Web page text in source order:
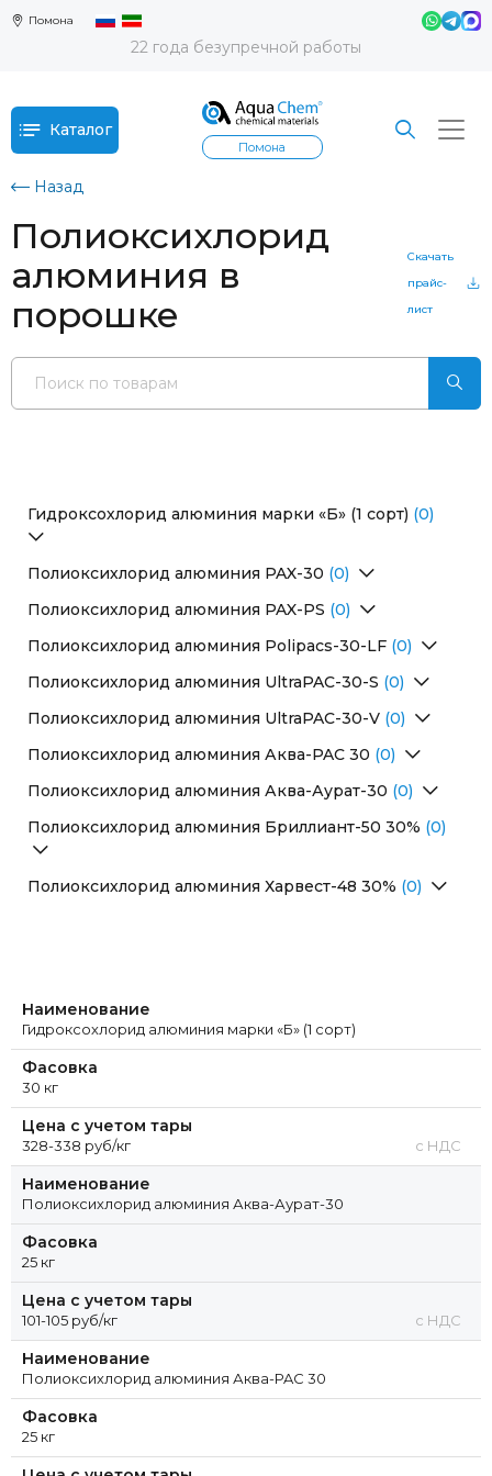
Помона
22 года безупречной работы
Каталог
Помона
Назад
Полиоксихлорид
алюминия в
порошке
Скачать
прайс-
лист
Гидроксохлорид алюминия марки «Б» (1 сорт) (0)
Полиоксихлорид алюминия PAX-30 (0)
Полиоксихлорид алюминия PAX-PS (0)
Полиоксихлорид алюминия Polipacs-30-LF (0)
Полиоксихлорид алюминия UltraPAC-30-S (0)
Полиоксихлорид алюминия UltraPAC-30-V (0)
Полиоксихлорид алюминия Аква-PAC 30 (0)
Полиоксихлорид алюминия Аква-Аурат-30 (0)
Полиоксихлорид алюминия Бриллиант-50 30% (0)
Полиоксихлорид алюминия Харвест-48 30% (0)
Наименование
Гидроксохлорид алюминия марки «Б» (1 сорт)
Фасовка
30 кг
Цена с учетом тары
328-338 руб/кг с НДС
Наименование
Полиоксихлорид алюминия Аква-Аурат-30
Фасовка
25 кг
Цена с учетом тары
101-105 руб/кг с НДС
Наименование
Полиоксихлорид алюминия Аква-PAC 30
Фасовка
25 кг